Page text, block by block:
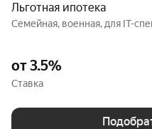
Льготная ипотека
Семейная, военная, для IT-
от 3.5%
Ставка